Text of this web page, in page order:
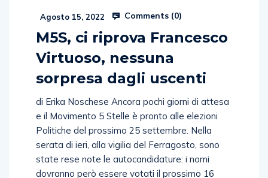
Agosto 15, 2022
M5S, ci riprova Francesco
Virtuoso, nessuna
sorpresa dagli uscenti
di Erika Noschese Ancora pochi giorni di attesa
e il Movimento 5 Stelle è pronto alle elezioni
Politiche del prossimo 25 settembre. Nella
serata di ieri, alla vigilia del Ferragosto, sono
state rese note le autocandidature: i nomi